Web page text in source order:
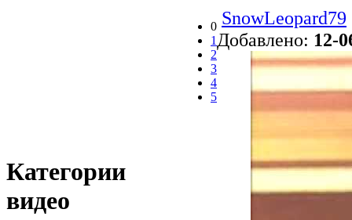
Категории
видео
0
1
2
3
4
5
SnowLeopard79
Добавлено: 12-